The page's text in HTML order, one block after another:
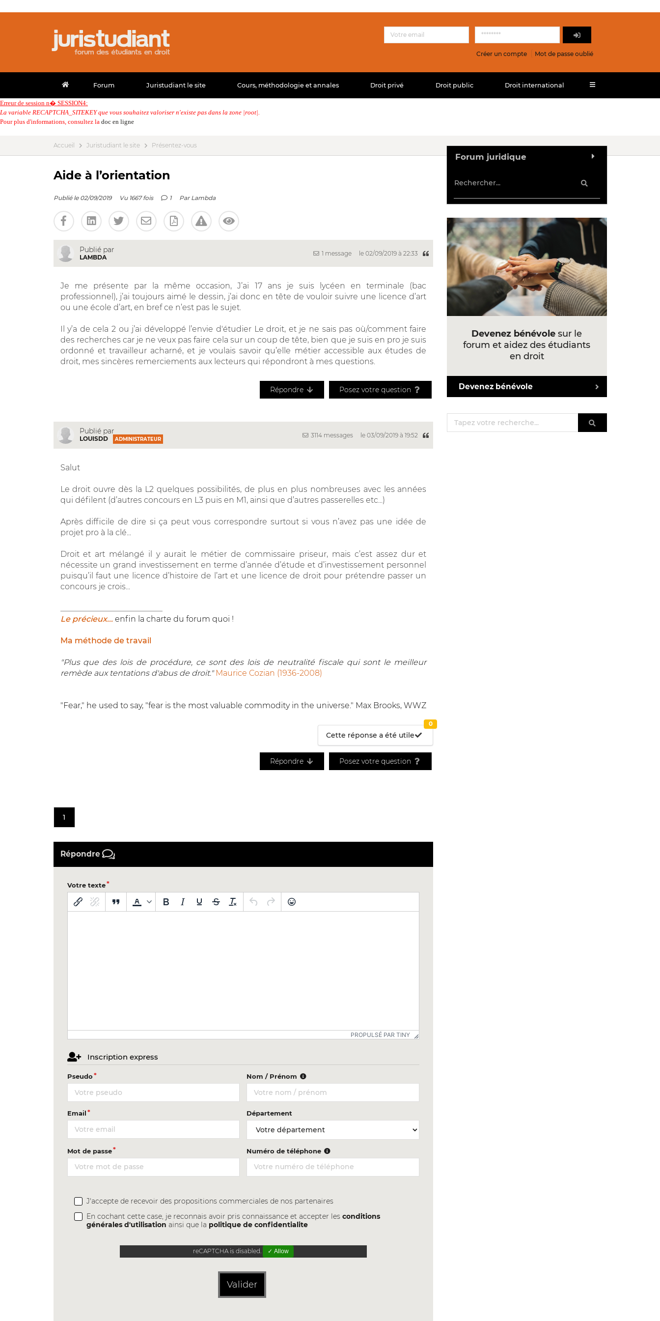
Créer un compte Mot de passe oublié
Forum Juristudiant le site Cours, méthodologie et annales Droit privé Droit public Droit international
Erreur de session n� SESSION4:
La variable RECAPTCHA_SITEKEY que vous souhaitez valoriser n'existe pas dans la zone |root|.
Pour plus d'informations, consultez la doc en ligne
Accueil Juristudiant le site Présentez-vous
Aide à l’orientation
Publié le 02/09/2019 Vu 1667 fois 1 Par Lambda
Publié par
LAMBDA
1 message le 02/09/2019 à 22:33
Je me présente par la même occasion, J’ai 17 ans je suis lycéen en terminale (bac
professionnel), j’ai toujours aimé le dessin, j’ai donc en tête de vouloir suivre une licence d’art
ou une école d’art, en bref ce n’est pas le sujet.
Il y’a de cela 2 ou j’ai développé l’envie d'étudier Le droit, et je ne sais pas où/comment faire
des recherches car je ne veux pas faire cela sur un coup de tête, bien que je suis en pro je suis
ordonné et travailleur acharné, et je voulais savoir qu’elle métier accessible aux études de
droit, mes sincères remerciements aux lecteurs qui répondront à mes questions.
Répondre Posez votre question
Publié par
LOUISDD ADMINISTRATEUR
3114 messages le 03/09/2019 à 19:52
Salut
Le droit ouvre dès la L2 quelques possibilités, de plus en plus nombreuses avec les années
qui défilent (d’autres concours en L3 puis en M1, ainsi que d’autres passerelles etc...)
Après difficile de dire si ça peut vous correspondre surtout si vous n’avez pas une idée de
projet pro à la clé...
Droit et art mélangé il y aurait le métier de commissaire priseur, mais c’est assez dur et
nécessite un grand investissement en terme d’année d’étude et d’investissement personnel
puisqu’il faut une licence d’histoire de l’art et une licence de droit pour prétendre passer un
concours je crois...
Le précieux... enfin la charte du forum quoi !
Ma méthode de travail
"Plus que des lois de procédure, ce sont des lois de neutralité fiscale qui sont le meilleur
remède aux tentations d'abus de droit." Maurice Cozian (1936-2008)
"Fear," he used to say, "fear is the most valuable commodity in the universe." Max Brooks, WWZ
Cette réponse a été utile
0
Répondre Posez votre question
1
Répondre
Votre texte
PROPULSÉ PAR TINY
Inscription express
Pseudo Nom / Prénom
Email Département
Mot de passe Numéro de téléphone
J'accepte de recevoir des propositions commerciales de nos partenaires
En cochant cette case, je reconnais avoir pris connaissance et accepter lesconditions
générales d'utilisation ainsi que la politique de confidentialite
reCAPTCHA is disabled. ✓ Allow
Valider
Forum juridique
Devenez bénévole sur le
forum et aidez des étudiants
en droit
Devenez bénévole